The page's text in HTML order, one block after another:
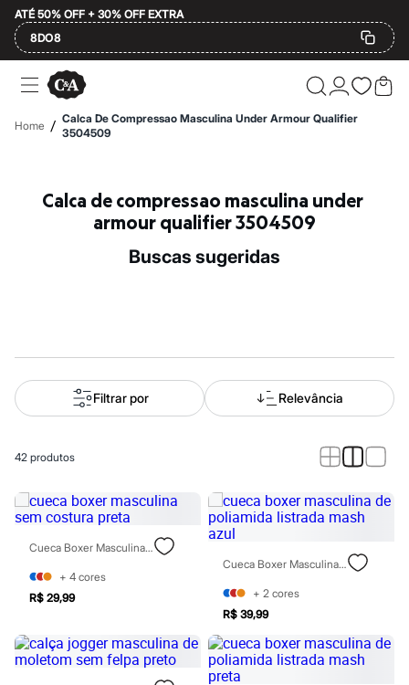
ATÉ 50% OFF + 30% OFF EXTRA
8DO8
Ofertas
Compre por Departamento
Feminino
Masculino
Plus Size
A partir de 60% off
Roupas
Blusas e Camisetas
Básicos
Calças
Macacões
Shorts e Bermudas
Vestidos
Acessórios
Bolsas
Bijoux
Cintos
Óculos
Calçados
Botas
Home / Calca De Compressao Masculina Under Armour Qualifier
3504509
Calca de compressao masculina under
armour qualifier 3504509
buscas sugeridas
Filtrar por Relevância
42 produtos
Cueca Boxer Masculina Sem Costura Preta
+ 4 cores
R$ 29,99
Cueca Boxer Masculina De Poliamida Listrada Mash Azul
+ 2 cores
R$ 39,99